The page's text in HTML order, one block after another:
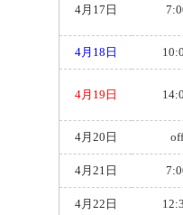
4月17日
4月18日
4月19日
4月20日 off
4月21日
4月22日